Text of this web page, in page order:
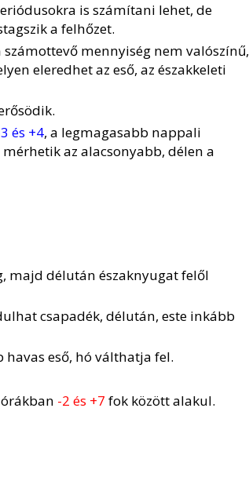
is számítani lehet, de
a felhőzet.
mennyiség nem valószínű,
eleredhet az eső, az északkeleti
és +4, a legmagasabb nappali
az alacsonyabb, délen a
majd délután északnyugat felől
csapadék, délután, este inkább
havas eső, hó válthatja fel.
-2 és +7 fok között alakul.